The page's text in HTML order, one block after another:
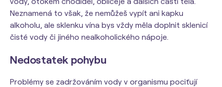
Neznamená to však, že nemůžeš vypít ani kapku
alkoholu, ale sklenku vína bys vždy měla doplnit sklenicí
čisté vody či jiného nealkoholického nápoje.
Nedostatek pohybu
Problémy se zadržováním vody v organismu pociťují